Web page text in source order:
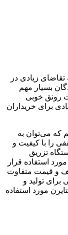
زیادی در
بسیار مهم
رونق خوبی
برای خریداران
که می‌توان به
را با کیفیت و
تزریق
استفاده قرار
و قیمت متفاوت
تولید و
مورد استفاده